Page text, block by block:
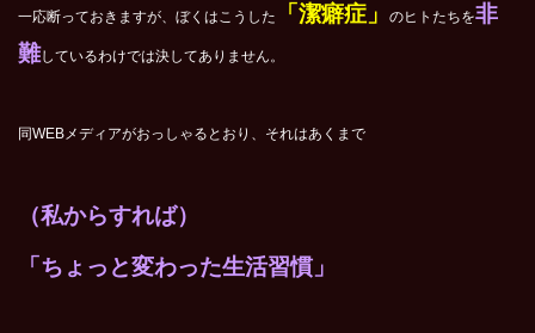
一応断っておきますが、ぼくはこうした 「潔癖症」 のヒトたちを非
難しているわけでは決してありません。
同WEBメディアがおっしゃるとおり、それはあくまで
（私からすれば）
「ちょっと変わった生活習慣」